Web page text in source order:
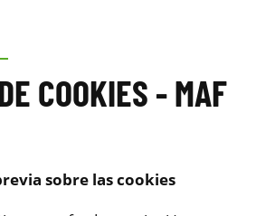
COOKIES - MAF
sobre las cookies